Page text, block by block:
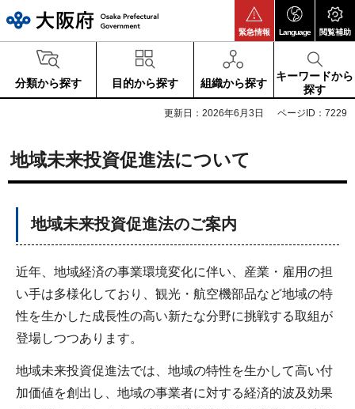
緊急情報 Language 閲覧補助
分類から探す 目的から探す 組織から探す
キーワードから
探す
更新日：2026年6月3日 ページID：7229
地域未来投資促進法について
地域未来投資促進法のご案内
近年、地域経済の事業環境変化に伴い、産業・雇用の担
い手は多様化しており、観光・航空機部品など地域の特
性を生かした成長性の高い新たな分野に挑戦する取組が
登場しつつあります。
地域未来投資促進法では、地域の特性を生かして高い付
加価値を創出し、地域の事業者に対する経済的波及効果